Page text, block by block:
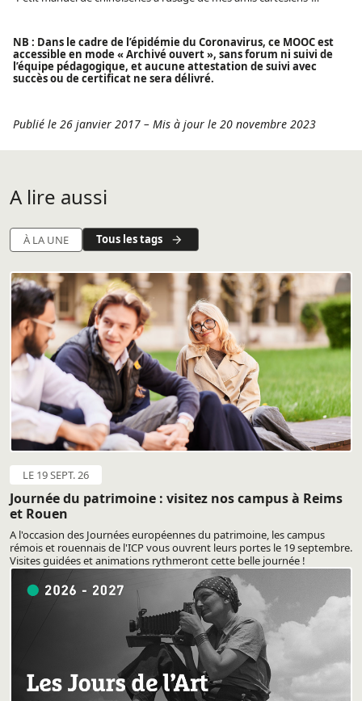
NB : Dans le cadre de l’épidémie du Coronavirus, ce MOOC est
accessible en mode « Archivé ouvert », sans forum ni suivi de
l’équipe pédagogique, et aucune attestation de suivi avec
succès ou de certificat ne sera délivré.
Publié le 26 janvier 2017 – Mis à jour le 20 novembre 2023
A lire aussi
À LA UNE Tous les tags
LE 19 SEPT. 26
Journée du patrimoine : visitez nos campus à Reims
et Rouen
A l'occasion des Journées européennes du patrimoine, les campus
rémois et rouennais de l'ICP vous ouvrent leurs portes le 19 septembre.
Visites guidées et animations rythmeront cette belle journée !